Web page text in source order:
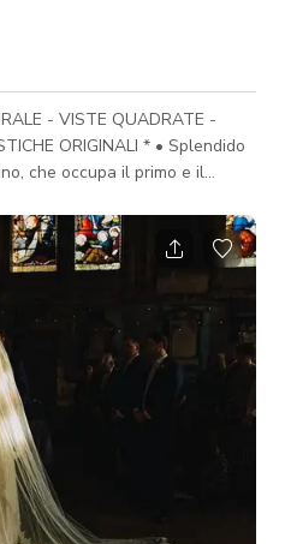
- VISTE QUADRATE -
* • Splendido
che occupa il primo e il
ambita terrazza rialzata di
• Incredibilmente
così centrale, il locale
— quindi nessun traffico. • Il